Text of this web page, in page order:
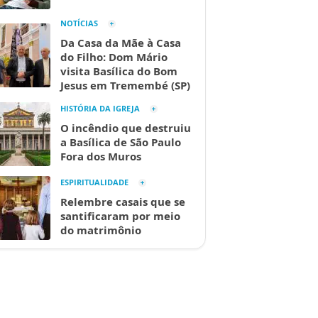
NOTÍCIAS
Da Casa da Mãe à Casa
do Filho: Dom Mário
visita Basílica do Bom
Jesus em Tremembé (SP)
HISTÓRIA DA IGREJA
O incêndio que destruiu
a Basílica de São Paulo
Fora dos Muros
ESPIRITUALIDADE
Relembre casais que se
santificaram por meio
do matrimônio